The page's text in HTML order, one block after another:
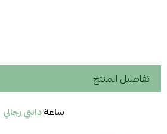
تفاصيل المنتج
ساعةدانتي رجالي